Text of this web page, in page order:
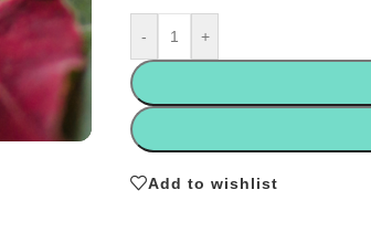
- +
Add to wishlist